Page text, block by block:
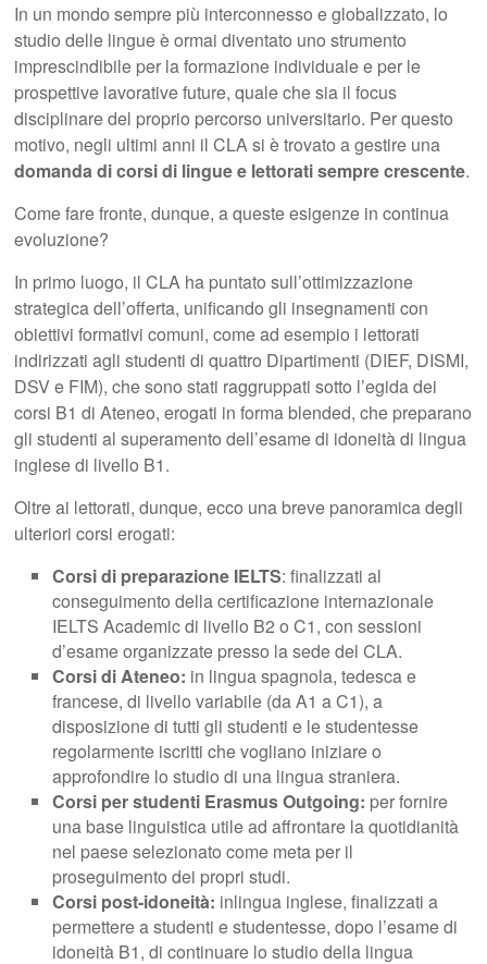
In un mondo sempre più interconnesso e globalizzato, lo
studio delle lingue è ormai diventato uno strumento
imprescindibile per la formazione individuale e per le
prospettive lavorative future, quale che sia il focus
disciplinare del proprio percorso universitario. Per questo
motivo, negli ultimi anni il CLA si è trovato a gestire una
domanda di corsi di lingue e lettorati sempre crescente.
Come fare fronte, dunque, a queste esigenze in continua
evoluzione?
In primo luogo, il CLA ha puntato sull’ottimizzazione
strategica dell’offerta, unificando gli insegnamenti con
obiettivi formativi comuni, come ad esempio i lettorati
indirizzati agli studenti di quattro Dipartimenti (DIEF, DISMI,
DSV e FIM), che sono stati raggruppati sotto l’egida dei
corsi B1 di Ateneo, erogati in forma blended, che preparano
gli studenti al superamento dell’esame di idoneità di lingua
inglese di livello B1.
Oltre ai lettorati, dunque, ecco una breve panoramica degli
ulteriori corsi erogati:
Corsi di preparazione IELTS: finalizzati al
conseguimento della certificazione internazionale
IELTS Academic di livello B2 o C1, con sessioni
d’esame organizzate presso la sede del CLA.
Corsi di Ateneo: in lingua spagnola, tedesca e
francese, di livello variabile (da A1 a C1), a
disposizione di tutti gli studenti e le studentesse
regolarmente iscritti che vogliano iniziare o
approfondire lo studio di una lingua straniera.
Corsi per studenti Erasmus Outgoing: per fornire
una base linguistica utile ad affrontare la quotidianità
nel paese selezionato come meta per il
proseguimento dei propri studi.
Corsi post-idoneità: inlingua inglese, finalizzati a
permettere a studenti e studentesse, dopo l’esame di
idoneità B1, di continuare lo studio della lingua